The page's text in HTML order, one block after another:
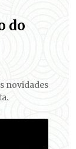
do
novidades